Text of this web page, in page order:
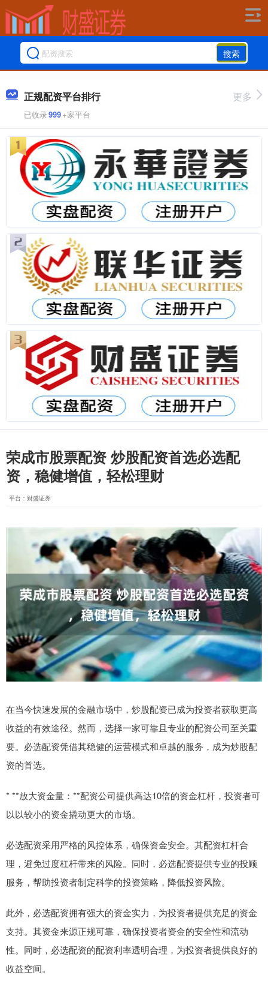
搜索
正规配资平台排行
已收录999+家平台
更多
荣成市股票配资 炒股配资首选必选配
资，稳健增值，轻松理财
平台：财盛证券
在当今快速发展的金融市场中，炒股配资已成为投资者获取更高
收益的有效途径。然而，选择一家可靠且专业的配资公司至关重
要。必选配资凭借其稳健的运营模式和卓越的服务，成为炒股配
资的首选。
* **放大资金量：**配资公司提供高达10倍的资金杠杆，投资者可
以以较小的资金撬动更大的市场。
必选配资采用严格的风控体系，确保资金安全。其配资杠杆合
理，避免过度杠杆带来的风险。同时，必选配资提供专业的投顾
服务，帮助投资者制定科学的投资策略，降低投资风险。
此外，必选配资拥有强大的资金实力，为投资者提供充足的资金
支持。其资金来源正规可靠，确保投资者资金的安全性和流动
性。同时，必选配资的配资利率透明合理，为投资者提供良好的
收益空间。